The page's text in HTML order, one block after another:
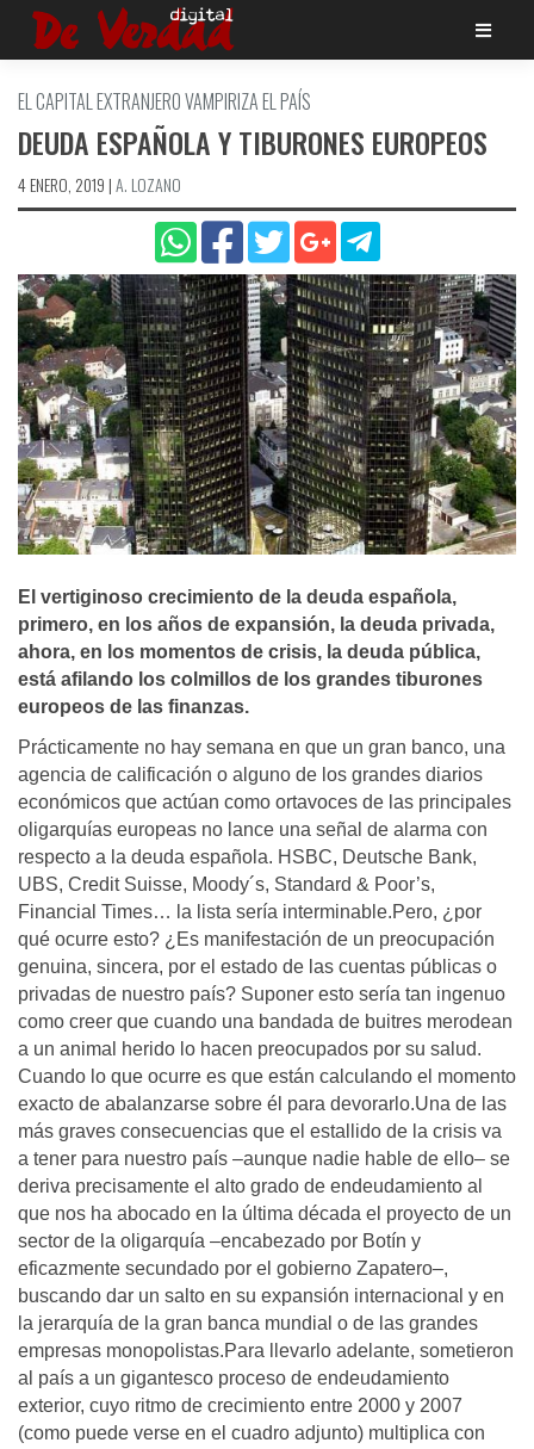
Saltar
EL CAPITAL EXTRANJERO VAMPIRIZA EL PAÍ­S
DEUDA ESPAÑOLA Y TIBURONES EUROPEOS
4 ENERO, 2019 |A. LOZANO
El vertiginoso crecimiento de la deuda española,
primero, en los años de expansión, la deuda privada,
ahora, en los momentos de crisis, la deuda pública,
está afilando los colmillos de los grandes tiburones
europeos de las finanzas.
Prácticamente no hay semana en que un gran banco, una
agencia de calificación o alguno de los grandes diarios
económicos que actúan como ortavoces de las principales
oligarquías europeas no lance una señal de alarma con
respecto a la deuda española. HSBC, Deutsche Bank,
UBS, Credit Suisse, Moody´s, Standard & Poor’s,
Financial Times… la lista sería interminable.Pero, ¿por
qué ocurre esto? ¿Es manifestación de un preocupación
genuina, sincera, por el estado de las cuentas públicas o
privadas de nuestro país? Suponer esto sería tan ingenuo
como creer que cuando una bandada de buitres merodean
a un animal herido lo hacen preocupados por su salud.
Cuando lo que ocurre es que están calculando el momento
exacto de abalanzarse sobre él para devorarlo.Una de las
más graves consecuencias que el estallido de la crisis va
a tener para nuestro país –aunque nadie hable de ello– se
deriva precisamente el alto grado de endeudamiento al
que nos ha abocado en la última década el proyecto de un
sector de la oligarquía –encabezado por Botín y
eficazmente secundado por el gobierno Zapatero–,
buscando dar un salto en su expansión internacional y en
la jerarquía de la gran banca mundial o de las grandes
empresas monopolistas.Para llevarlo adelante, sometieron
al país a un gigantesco proceso de endeudamiento
exterior, cuyo ritmo de crecimiento entre 2000 y 2007
(como puede verse en el cuadro adjunto) multiplica con